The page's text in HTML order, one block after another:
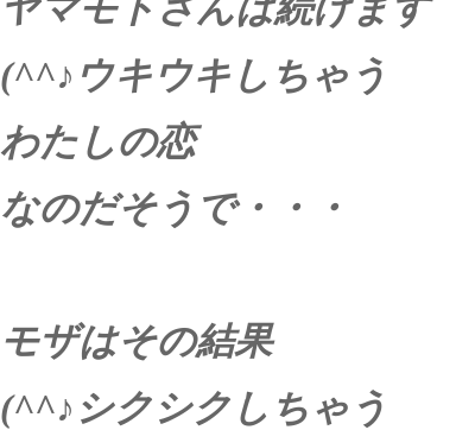
(^^♪ウキウキしちゃう
わたしの恋
なのだそうで・・・
モザはその結果
(^^♪シクシクしちゃう